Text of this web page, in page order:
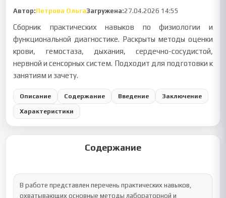
Автор:Петрова ОльгаЗагружена:27.04.2026 14:55
Сборник практических навыков по физиологии и
функциональной диагностике. Раскрыты методы оценки
крови, гемостаза, дыхания, сердечно-сосудистой,
нервной и сенсорных систем. Подходит для подготовки к
занятиям и зачету.
Описание Содержание Введение Заключение
Характеристики
Содержание
В работе представлен перечень практических навыков,
охватывающих основные методы лабораторной и